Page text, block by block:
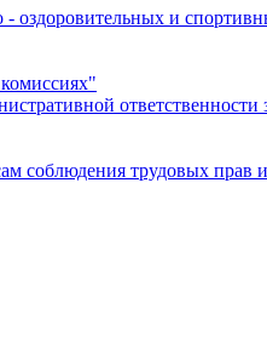
оздоровительных и
соблюдения трудовых прав